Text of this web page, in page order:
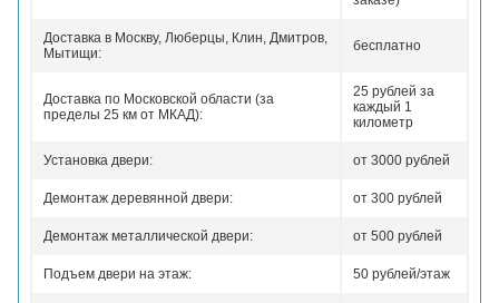
Доставка в Москву, Люберцы, Клин, Дмитров,
Мытищи:
бесплатно
Доставка по Московской области (за
пределы 25 км от МКАД):
25 рублей за
каждый 1
километр
Установка двери: от 3000 рублей
Демонтаж деревянной двери: от 300 рублей
Демонтаж металлической двери: от 500 рублей
Подъем двери на этаж: 50 рублей/этаж